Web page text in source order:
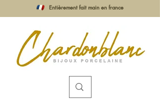
Entièrement fait main en france